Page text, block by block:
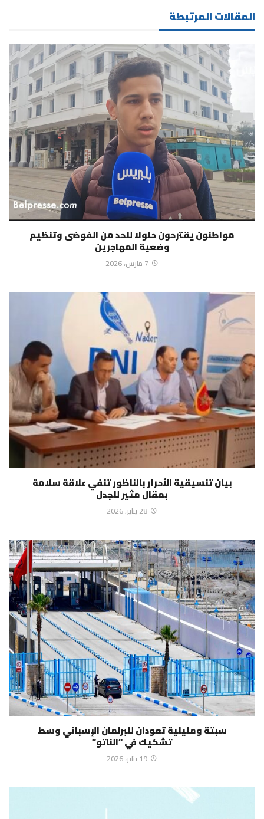
المقالات المرتبطة
مواطنون يقترحون حلولاً للحد من الفوضى وتنظيم
وضعية المهاجرين
7 مارس، 2026
بيان تنسيقية الأحرار بالناظور تنفي علاقة سلامة
بمقال مثير للجدل
28 يناير، 2026
سبتة ومليلية تعودان للبرلمان الإسباني وسط
تشكيك في “الناتو”
19 يناير، 2026